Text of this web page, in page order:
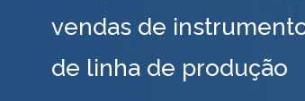
vendas de
de linha de produção